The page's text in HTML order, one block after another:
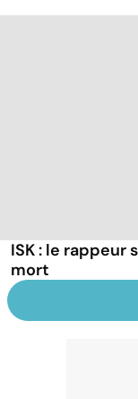
ISK : le rappeur
mort